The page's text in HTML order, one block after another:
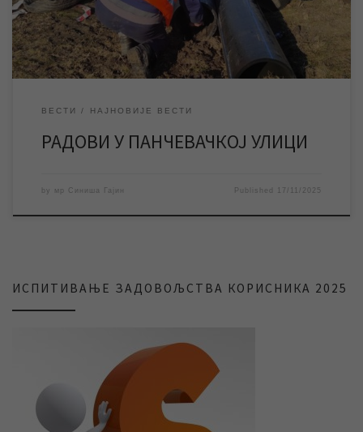
вода у Зрењанину. Због поменутих радова доћи ће до прекида
водоснабдевања […]
ВЕСТИ НАЈНОВИЈЕ ВЕСТИ
РАДОВИ У ПАНЧЕВАЧКОЈ УЛИЦИ
by мр Синиша Гајин Published 17/11/2025
ИСПИТИВАЊЕ ЗАДОВОЉСТВА КОРИСНИКА 2025